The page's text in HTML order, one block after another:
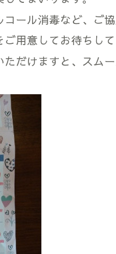
ール消毒など、ご
用意してお待ちし
だけますと、スムー